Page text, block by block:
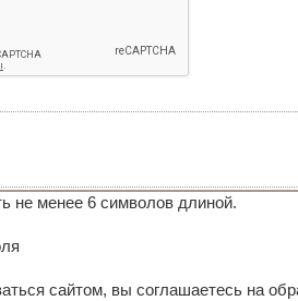
не менее 6 символов длиной.
сайтом, вы соглашаетесь на